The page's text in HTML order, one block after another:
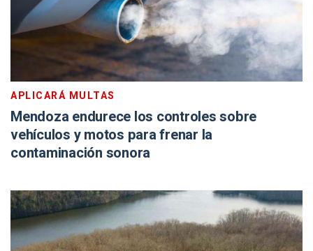
APLICARÁ MULTAS
Mendoza endurece los controles sobre
vehículos y motos para frenar la
contaminación sonora